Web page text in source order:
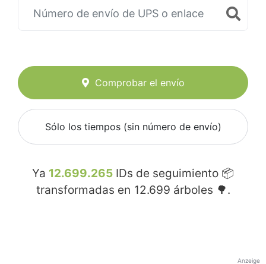
Comprobar el envío
Sólo los tiempos (sin número de envío)
Ya 12.699.265 IDs de seguimiento 📦
transformadas en 12.699 árboles 🌳.
Anzeige